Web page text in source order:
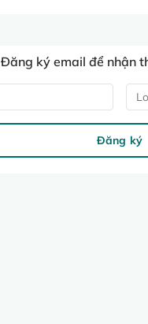
Đăng ký email để nhận
Đăng ký